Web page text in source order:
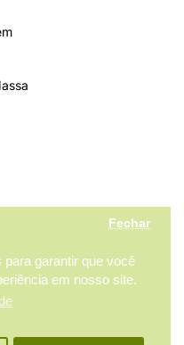
garantir que você
em nosso site.
Fechar
os Direitos Reservados